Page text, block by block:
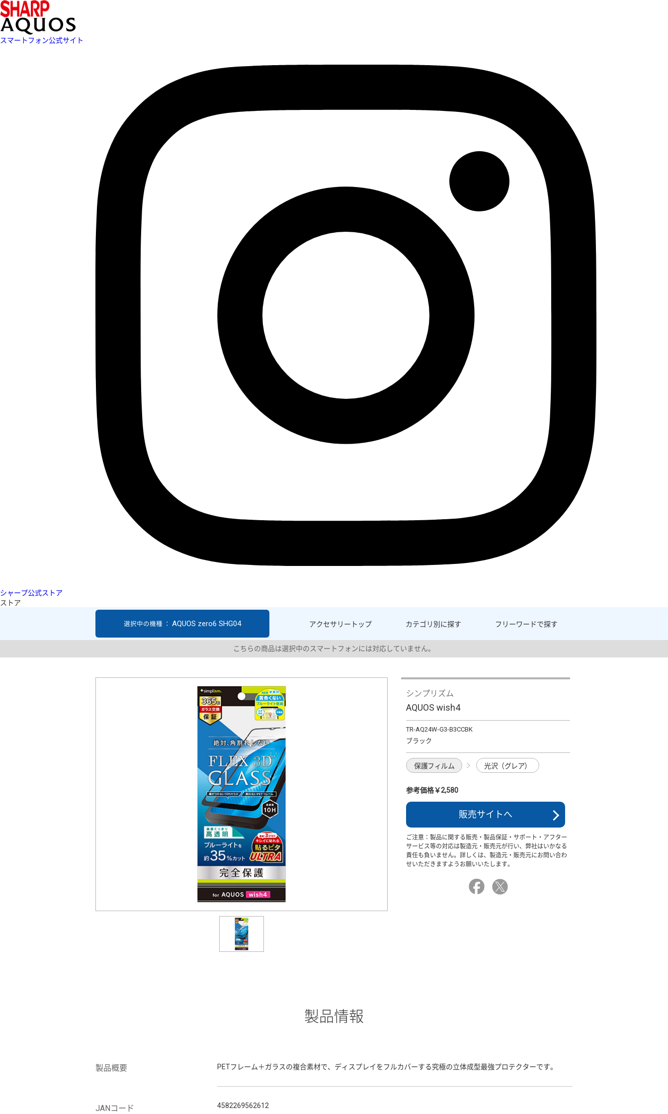
スマートフォン公式サイト
シャープ公式ストア
ストア
アクセサリー トップ カテゴリ別に探す フリーワードで探す
選択中の機種 ： AQUOS zero6 SHG04
こちらの商品は選択中のスマートフォンには対応していません。
シンプリズム
AQUOS wish4
TR-AQ24W-G3-B3CCBK
ブラック
保護フィルム 光沢（グレア）
参考価格￥2,580
販売サイトへ
ご注意：製品に関する販売・製品保証・サポート・アフター
サービス等の対応は製造元・販売元が行い、弊社はいかなる
責任も負いません。詳しくは、製造元・販売元にお問い合わ
せいただきますようお願いいたします。
製品情報
製品概要 PETフレーム＋ガラスの複合素材で、ディスプレイをフルカバーする究極の立体成型最強プロテクターです。
JANコード 4582269562612